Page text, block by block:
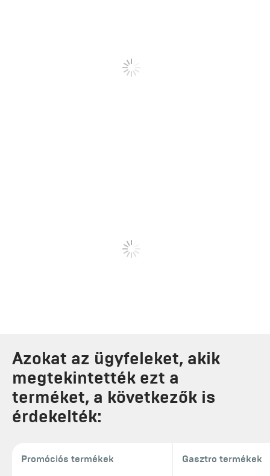
Azokat az ügyfeleket, akik
megtekintették ezt a
terméket, a következők is
érdekelték:
Promóciós termékek Gasztro termékek